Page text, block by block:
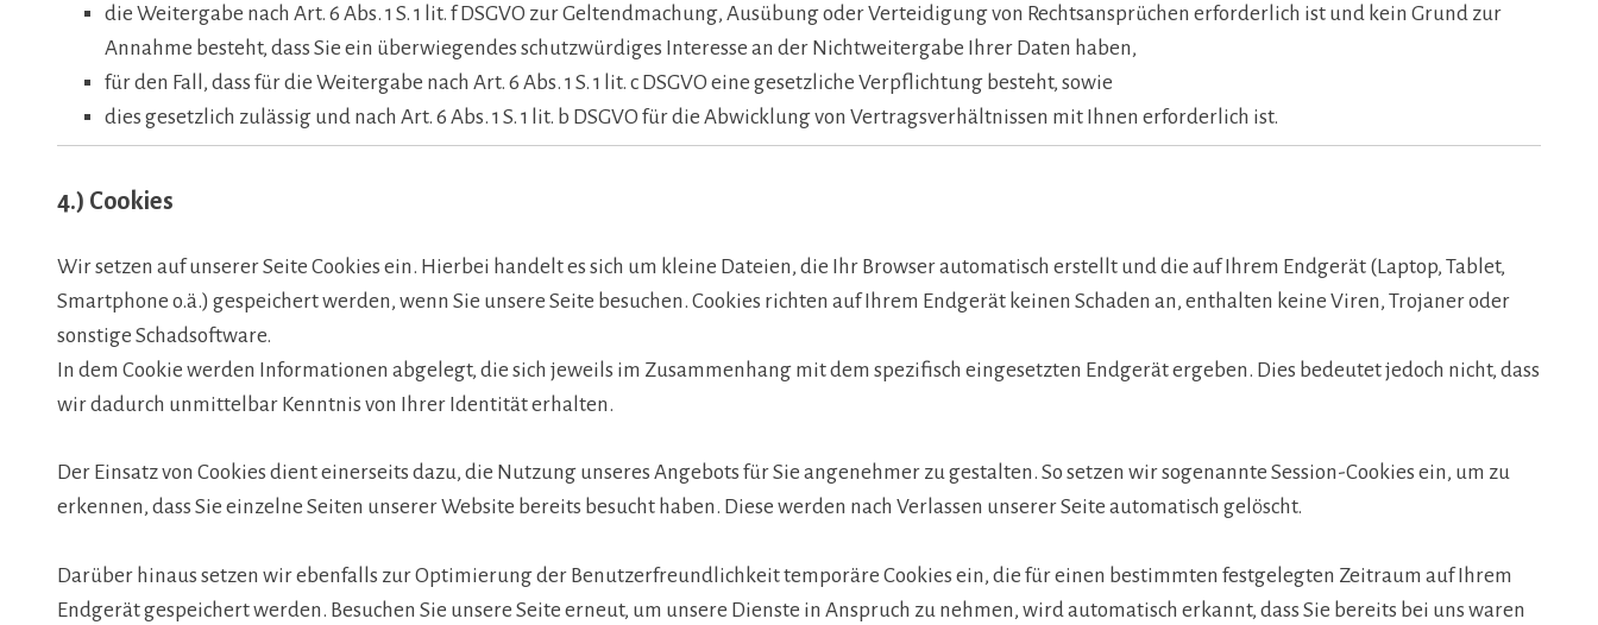
die Weitergabe nach Art. 6 Abs. 1 S. 1 lit. f DSGVO zur Geltendmachung, Ausübung oder Verteidigung von Rechtsansprüchen erforderlich ist und kein Grund zur
Annahme besteht, dass Sie ein überwiegendes schutzwürdiges Interesse an der Nichtweitergabe Ihrer Daten haben,
für den Fall, dass für die Weitergabe nach Art. 6 Abs. 1 S. 1 lit. c DSGVO eine gesetzliche Verpflichtung besteht, sowie
dies gesetzlich zulässig und nach Art. 6 Abs. 1 S. 1 lit. b DSGVO für die Abwicklung von Vertragsverhältnissen mit Ihnen erforderlich ist.
4.) Cookies
Wir setzen auf unserer Seite Cookies ein. Hierbei handelt es sich um kleine Dateien, die Ihr Browser automatisch erstellt und die auf Ihrem Endgerät (Laptop, Tablet,
Smartphone o.ä.) gespeichert werden, wenn Sie unsere Seite besuchen. Cookies richten auf Ihrem Endgerät keinen Schaden an, enthalten keine Viren, Trojaner oder
sonstige Schadsoftware.
In dem Cookie werden Informationen abgelegt, die sich jeweils im Zusammenhang mit dem spezifisch eingesetzten Endgerät ergeben. Dies bedeutet jedoch nicht, dass
wir dadurch unmittelbar Kenntnis von Ihrer Identität erhalten.
Der Einsatz von Cookies dient einerseits dazu, die Nutzung unseres Angebots für Sie angenehmer zu gestalten. So setzen wir sogenannte Session-Cookies ein, um zu
erkennen, dass Sie einzelne Seiten unserer Website bereits besucht haben. Diese werden nach Verlassen unserer Seite automatisch gelöscht.
Darüber hinaus setzen wir ebenfalls zur Optimierung der Benutzerfreundlichkeit temporäre Cookies ein, die für einen bestimmten festgelegten Zeitraum auf Ihrem
Endgerät gespeichert werden. Besuchen Sie unsere Seite erneut, um unsere Dienste in Anspruch zu nehmen, wird automatisch erkannt, dass Sie bereits bei uns waren